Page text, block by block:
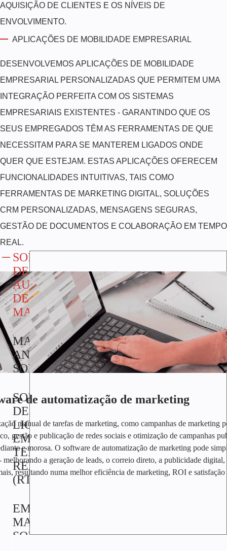
AQUISIÇÃO DE CLIENTES E OS NÍVEIS DE
ENVOLVIMENTO.
APLICAÇÕES DE MOBILIDADE EMPRESARIAL
DESENVOLVEMOS APLICAÇÕES DE MOBILIDADE
EMPRESARIAL PERSONALIZADAS QUE PERMITEM UMA
INTEGRAÇÃO PERFEITA COM OS SISTEMAS
EMPRESARIAIS EXISTENTES - GARANTINDO QUE OS
SEUS EMPREGADOS TÊM AS FERRAMENTAS DE QUE
NECESSITAM PARA SE MANTEREM LIGADOS ONDE
QUER QUE ESTEJAM. ESTAS APLICAÇÕES OFERECEM
FUNCIONALIDADES INTUITIVAS, TAIS COMO
FERRAMENTAS DE MARKETING DIGITAL, SOLUÇÕES
CRM PERSONALIZADAS, MENSAGENS SEGURAS,
GESTÃO DE DOCUMENTOS E COLABORAÇÃO EM TEMPO
REAL.
SOFTWARE
DE
AUTOMATIZAÇÃO
DE
MARKETING
MARKETING
ANALYTIC
SOFTWARE
SOFTWARE
DE
LICITAÇÃO
EM
TEMPO
REAL
(RTB)
EMAIL
MARKETING
SOFTWARE
de automatização de marketing
manual de tarefas de marketing, como campanhas de marketing
gestão e publicação de redes sociais e otimização de campanhas
e morosa. O software de automatização de marketing pode
melhorando a geração de leads, o correio direto, a publicidade
resultando numa melhor eficiência de marketing, ROI e